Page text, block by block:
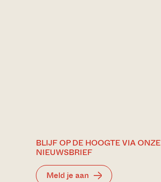
BLIJF OP DE HOOGTE VIA ONZE
NIEUWSBRIEF
Meld je aan